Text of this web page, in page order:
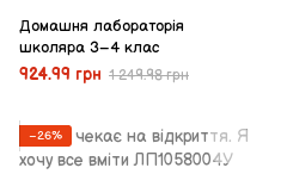
Домашня лабораторія
школяра 3–4 клас
924.99 грн 1 249.98 грн
−26%